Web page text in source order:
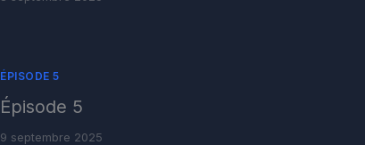
ÉPISODE 5
Épisode 5
9 septembre 2025